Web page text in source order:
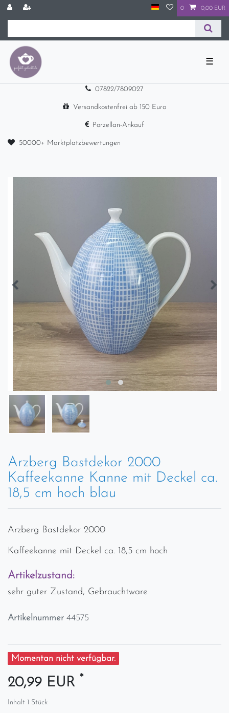
0 0,00 EUR
☰
07822/7809027
Versandkostenfrei ab 150 Euro
Porzellan-Ankauf
50000+ Marktplatzbewertungen
Arzberg Bastdekor 2000
Kaffeekanne Kanne mit Deckel ca.
18,5 cm hoch blau
Arzberg Bastdekor 2000
Kaffeekanne mit Deckel ca. 18,5 cm hoch
Artikelzustand:
sehr guter Zustand, Gebrauchtware
Artikelnummer 44575
Momentan nicht verfügbar.
20,99 EUR *
Inhalt 1 Stück